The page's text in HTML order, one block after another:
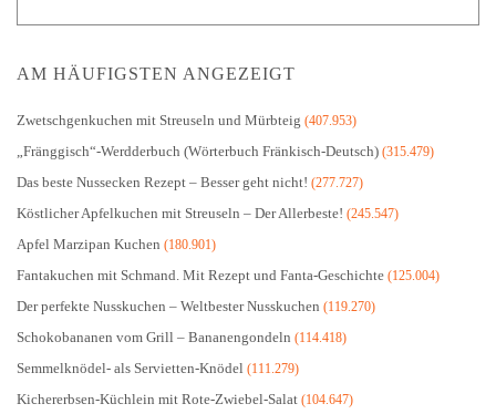
AM HÄUFIGSTEN ANGEZEIGT
Zwetschgenkuchen mit Streuseln und Mürbteig (407.953)
„Fränggisch“-Werdderbuch (Wörterbuch Fränkisch-Deutsch) (315.479)
Das beste Nussecken Rezept – Besser geht nicht! (277.727)
Köstlicher Apfelkuchen mit Streuseln – Der Allerbeste! (245.547)
Apfel Marzipan Kuchen (180.901)
Fantakuchen mit Schmand. Mit Rezept und Fanta-Geschichte (125.004)
Der perfekte Nusskuchen – Weltbester Nusskuchen (119.270)
Schokobananen vom Grill – Bananengondeln (114.418)
Semmelknödel- als Servietten-Knödel (111.279)
Kichererbsen-Küchlein mit Rote-Zwiebel-Salat (104.647)